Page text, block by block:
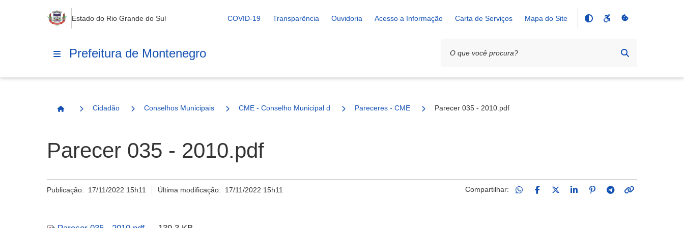
Estado do Rio Grande do Sul COVID-19 Transparência Ouvidoria Acesso a Informação Carta de Serviços Mapa do Site
Prefeitura de Montenegro
Página Inicial
Cidadão Conselhos Municipais CME - Conselho Municipal de EducaçãoPareceres - CME Parecer 035 - 2010.pdf
Parecer 035 - 2010.pdf
Publicação: 17/11/2022 15h11 Última modificação: 17/11/2022 15h11 Compartilhar: